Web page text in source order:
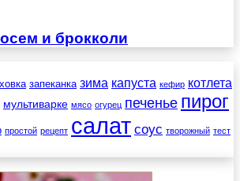
и брокколи
запеканка зима капуста кефир котлета
мультиварке мясо огурец печенье пирог
простой рецепт салат соус творожный тест